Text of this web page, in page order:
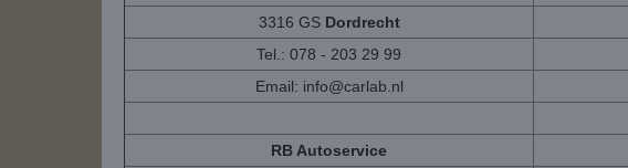
3316 GS Dordrecht
Tel.: 078 - 203 29 99
Email: info@carlab.nl
RB Autoservice